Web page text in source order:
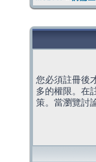
您必須註冊後
多的權限。在
策。當瀏覽討